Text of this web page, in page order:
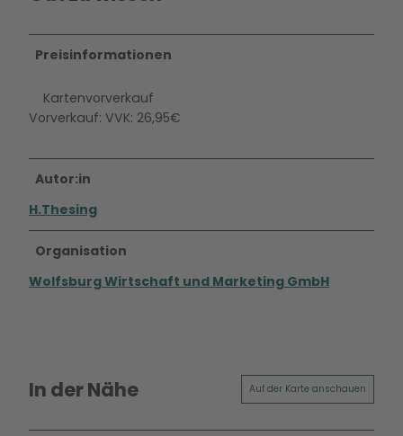
Preisinformationen
Kartenvorverkauf
Vorverkauf: VVK: 26,95€
Autor:in
H.Thesing
Organisation
Wolfsburg Wirtschaft und Marketing GmbH
In der Nähe Auf der Karte anschauen